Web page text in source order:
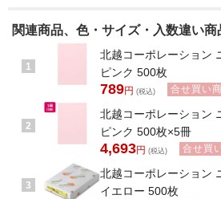
関連商品、色・サイズ・入数違い商
1
北越コーポレーション
ピンク 500枚
789円 (税込) 合せ買い
2
北越コーポレーション
ピンク 500枚×5冊
4,693円 (税込) 合せ買
3
北越コーポレーション
イエロー 500枚